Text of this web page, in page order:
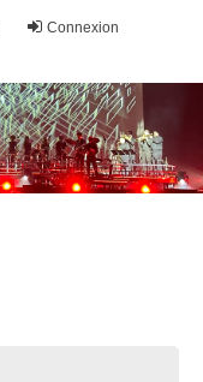
Connexion